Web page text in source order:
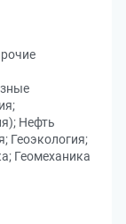
Нефть
Геоэкология;
Геомеханика